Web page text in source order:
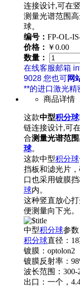
连接设计,可在
测量光谱范围
球。
编号： FP-OL-
价格： ￥0.00
数量：
在线客服邮箱
9028 您也可网
**的进口激光精
商品详情
这款中型积分球
链连接设计,可
合测量光谱范围
球。
这款中型积分球
挡板和滤光片
口也采用镀膜
球内。
这种竖直放心
便测量向下光。
中型积分球参数
积分球直径：18
镀膜：optolon2
镀膜反射率：
波长范围：300-
出口：一个，